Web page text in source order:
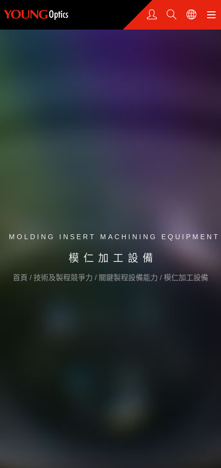
MOLDING INSERT MACHINING EQUIPMENT
模仁加工設備
首頁 / 技術及製程競爭力 / 關鍵製程設備能力 / 模仁加工設備